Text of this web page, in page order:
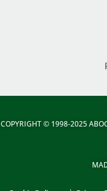
COPYRIGHT© 1998-2025